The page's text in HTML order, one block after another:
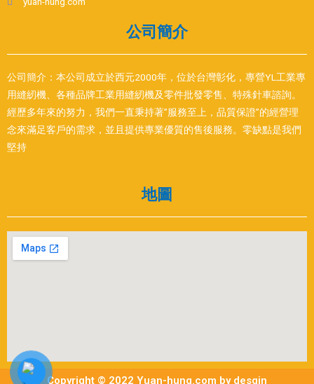
公司簡介
公司簡介：本公司成立於西元2000年，位於台灣彰化，專營YL工業專
用縫紉機、各種品牌工業用縫紉機及零件批發零售、特殊針車諮詢。
經歷多年來的努力，我們一直秉持著”服務至上，品質保證”的經營理
念來滿足客戶的需求，並且提供專業優質的售後服務。零缺點是我們
堅持
地圖
Copyright © 2022 Yuan-hung.com by desgin